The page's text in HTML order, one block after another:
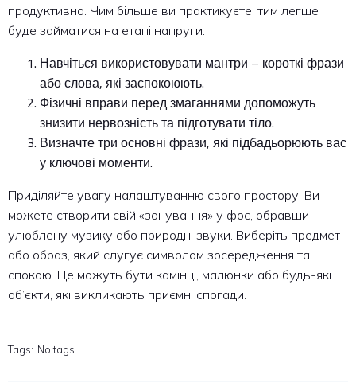
продуктивно. Чим більше ви практикуєте, тим легше
буде займатися на етапі напруги.
Навчіться використовувати мантри – короткі фрази
або слова, які заспокоюють.
Фізичні вправи перед змаганнями допоможуть
знизити нервозність та підготувати тіло.
Визначте три основні фрази, які підбадьорюють вас
у ключові моменти.
Приділяйте увагу налаштуванню свого простору. Ви
можете створити свій «зонування» у фоє, обравши
улюблену музику або природні звуки. Виберіть предмет
або образ, який слугує символом зосередження та
спокою. Це можуть бути камінці, малюнки або будь-які
об’єкти, які викликають приємні спогади.
Tags: No tags